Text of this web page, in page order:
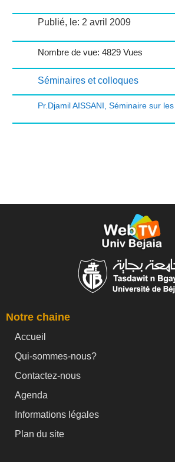
Publié, le: 2 avril 2009
Nombre de vue: 4829 Vues
Séminaires et colloques
Pr.Djamil AISSANI Séminaire sur
Notre chaine
Accueil
Qui-sommes-nous?
Contactez-nous
Agenda
Informations légales
Plan du site